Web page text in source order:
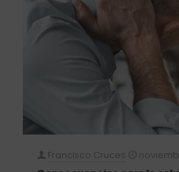
Francisco Cruces